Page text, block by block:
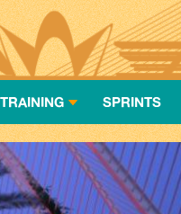
TRAINING SPRINTS